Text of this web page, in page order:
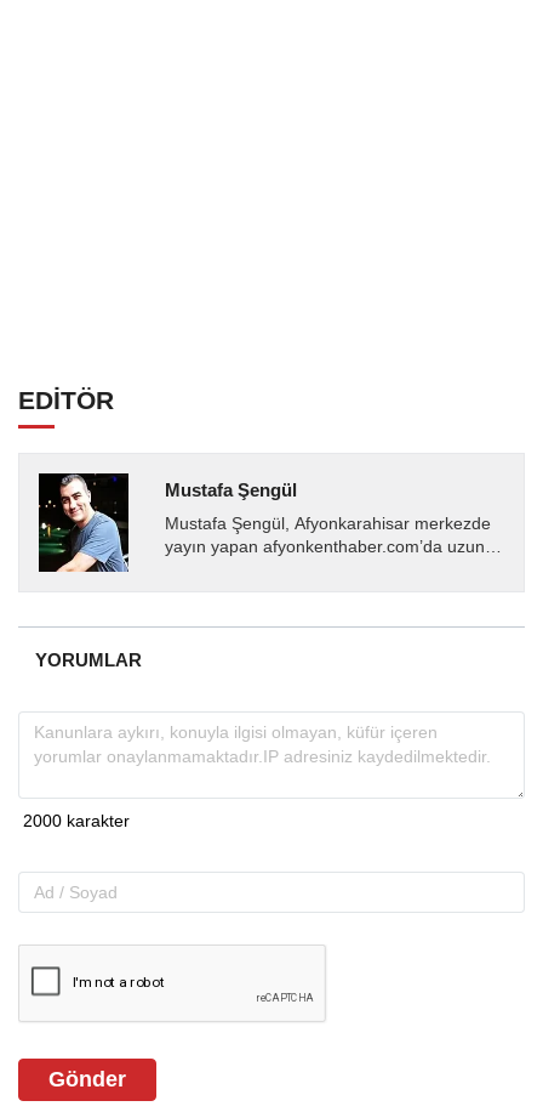
EDİTÖR
Mustafa Şengül
Mustafa Şengül, Afyonkarahisar merkezde
yayın yapan afyonkenthaber.com’da uzun
almakta, haber akışı...
YORUMLAR
Gönder